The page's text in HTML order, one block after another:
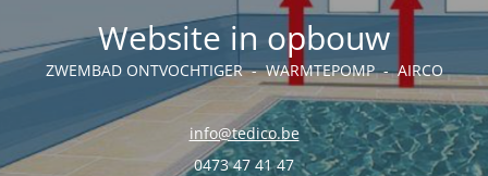
Website in opbouw
ZWEMBAD ONTVOCHTIGER - WARMTEPOMP - AIRCO
info@tedico.be
0473 47 41 47